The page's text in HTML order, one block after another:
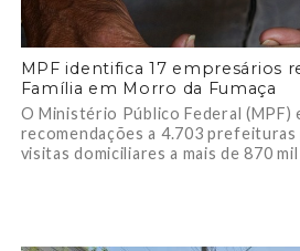
MPF identifica 17 empresários
Família em Morro da Fumaça
O Ministério Público Federal (MPF)
recomendações a 4.703 prefeituras
visitas domiciliares a mais de 870